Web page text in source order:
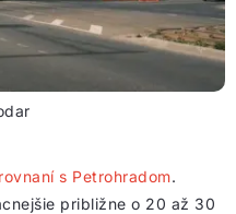
s Petrohradom.
približne o 20 až 30